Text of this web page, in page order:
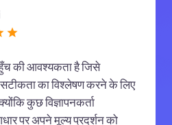
की आवश्यकता है जिसे
का विश्लेषण करने के लिए
कुछ विज्ञापनकर्ता
पर अपने मूल्य प्रदर्शन को